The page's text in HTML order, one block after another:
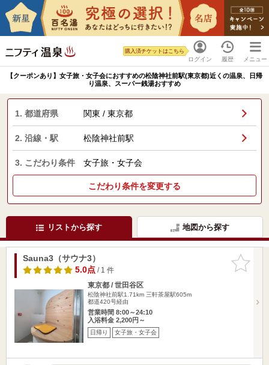
ログイン
購入済チケットはこちら
履歴 メニュー
【クーポンあり】女子旅・女子会におすすめの松陰神社前駅(東京都)近くの温泉、日帰
り温泉、スーパー銭湯おすすめ
1. 都道府県 関東 / 東京都
2. 沿線・駅 松陰神社前駅
3. こだわり条件 女子旅・女子会
こだわり条件を変更する
リストから探す 地図から探す
お気に入
りに追加
Sauna3（サウナ3）
5.0点/ 1 件
東京都 / 世田谷区
松陰神社前駅1.71km 三軒茶屋駅605m
都道420号経由
営業時間 8:00～24:10
入浴料金 2,200円～
日帰り 女子旅・女子会